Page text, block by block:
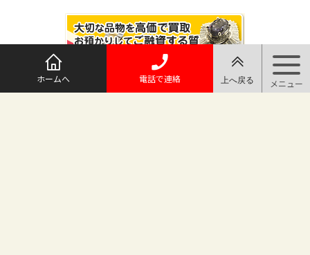
ホームへ 電話で連絡